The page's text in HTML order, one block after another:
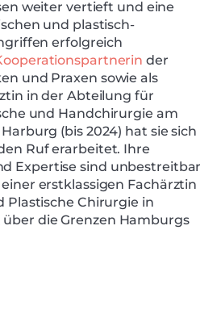
weiter vertieft und eine
und plastisch-
erfolgreich
der
und Praxen sowie als
in der Abteilung für
und Hand­chirurgie am
(bis 2024) hat sie sich
Ruf erarbeitet. Ihre
Expertise sind unbestreitbar
erstklassigen Fachärztin
Plastische Chirurgie in
die Grenzen Hamburgs